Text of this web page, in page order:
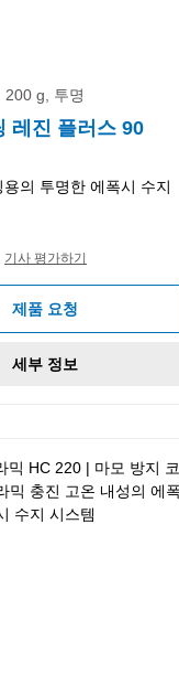
200 g, 투명
레진 플러스 90
의 투명한 에폭시 수지
기사 평가하기
제품 요청
세부 정보